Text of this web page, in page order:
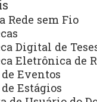
Rede sem Fio
Digital de
Eletrônica de
Eventos
Estágios
Ensino de Línguas
Iniciação à Docência